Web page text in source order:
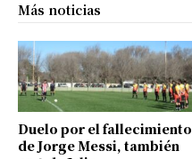
Más noticias
Duelo por el fallecimiento
de Jorge Messi, también